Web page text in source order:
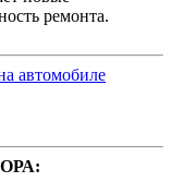
ремонта.
автомобиле